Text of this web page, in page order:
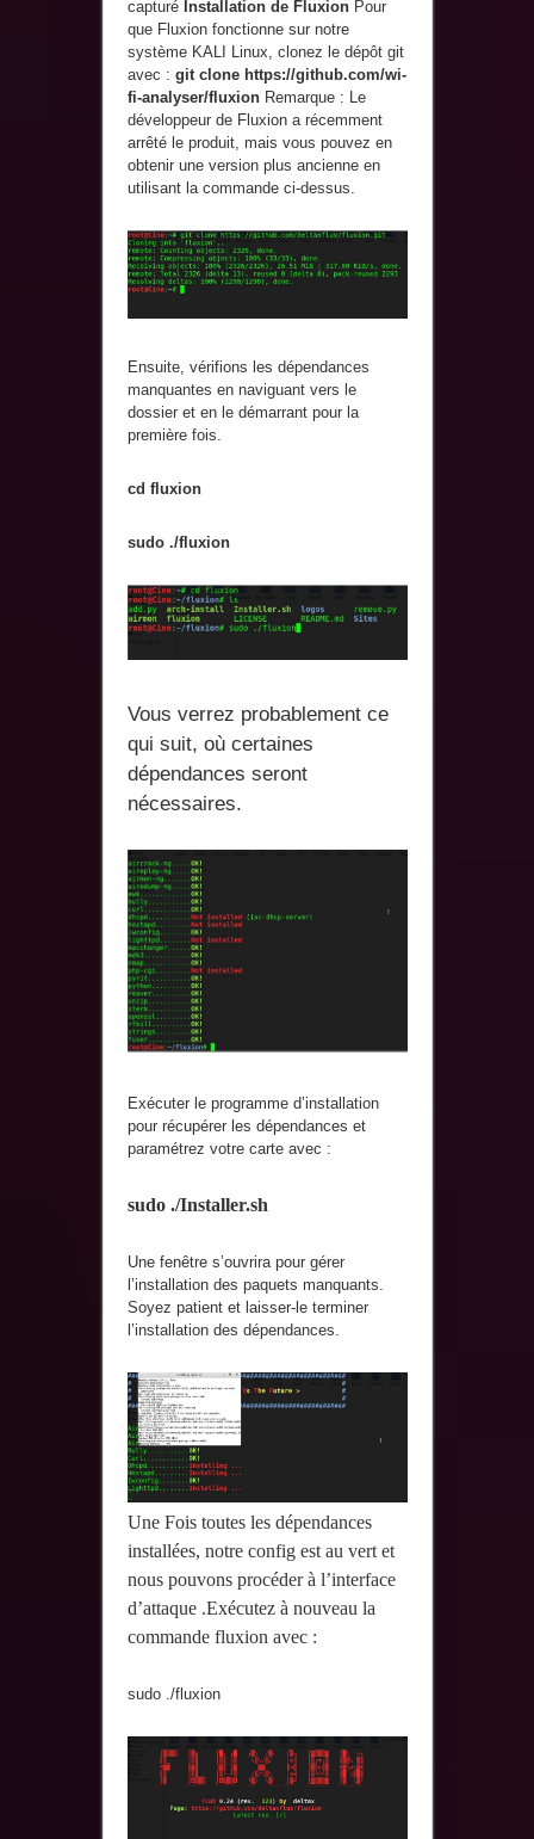
capturé Installation de FluxionPour
que Fluxion fonctionne sur notre
système KALI Linux, clonez le dépôt git
avec : git clone https://github.com/wi-
fi-analyser/fluxionRemarque : Le
développeur de Fluxion a récemment
arrêté le produit, mais vous pouvez en
obtenir une version plus ancienne en
utilisant la commande ci-dessus.
Ensuite, vérifions les dépendances
manquantes en naviguant vers le
dossier et en le démarrant pour la
première fois.
cd fluxion
sudo ./fluxion
Vous verrez probablement ce
qui suit, où certaines
dépendances seront
nécessaires.
Exécuter le programme d’installation
pour récupérer les dépendances et
paramétrez votre carte avec :
sudo ./Installer.sh
Une fenêtre s’ouvrira pour gérer
l’installation des paquets manquants.
Soyez patient et laisser-le terminer
l’installation des dépendances.
Une Fois toutes les dépendances
installées, notre config est au vert et
nous pouvons procéder à l’interface
d’attaque .Exécutez à nouveau la
commande fluxion avec :
sudo ./fluxion